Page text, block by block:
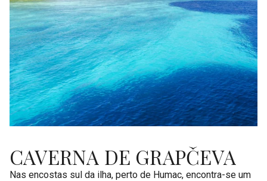
CAVERNA DE GRAPČEVA
Nas encostas sul da ilha, perto de Humac, encontra-se um